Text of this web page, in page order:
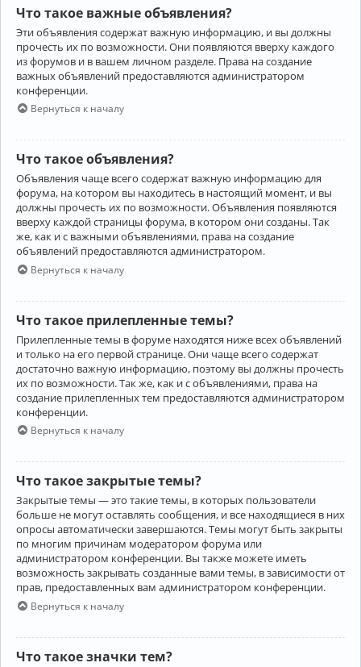
Что такое важные объявления?
Эти объявления содержат важную информацию, и вы должны
прочесть их по возможности. Они появляются вверху каждого
из форумов и в вашем личном разделе. Права на создание
важных объявлений предоставляются администратором
конференции.
Вернуться к началу
Что такое объявления?
Объявления чаще всего содержат важную информацию для
форума, на котором вы находитесь в настоящий момент, и вы
должны прочесть их по возможности. Объявления появляются
вверху каждой страницы форума, в котором они созданы. Так
же, как и с важными объявлениями, права на создание
объявлений предоставляются администратором.
Вернуться к началу
Что такое прилепленные темы?
Прилепленные темы в форуме находятся ниже всех объявлений
и только на его первой странице. Они чаще всего содержат
достаточно важную информацию, поэтому вы должны прочесть
их по возможности. Так же, как и с объявлениями, права на
создание прилепленных тем предоставляются администратором
конференции.
Вернуться к началу
Что такое закрытые темы?
Закрытые темы — это такие темы, в которых пользователи
больше не могут оставлять сообщения, и все находящиеся в них
опросы автоматически завершаются. Темы могут быть закрыты
по многим причинам модератором форума или
администратором конференции. Вы также можете иметь
возможность закрывать созданные вами темы, в зависимости от
прав, предоставленных вам администратором конференции.
Вернуться к началу
Что такое значки тем?